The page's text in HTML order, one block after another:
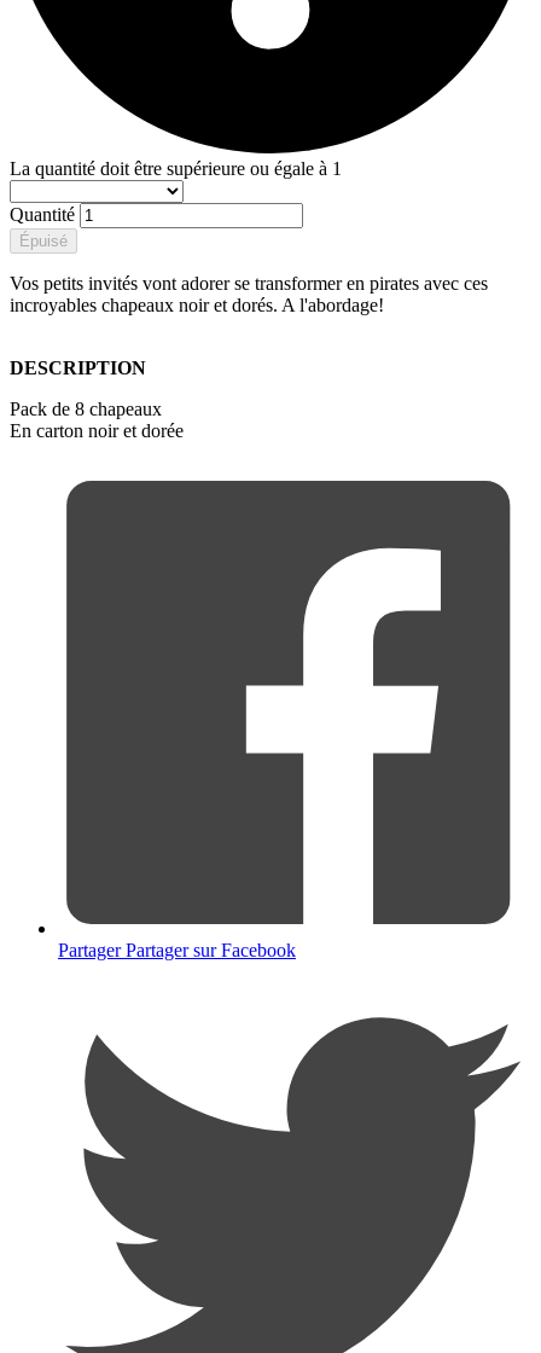
La quantité doit être supérieure ou égale à 1
Quantité
Épuisé
Vos petits invités vont adorer se transformer en pirates avec ces
incroyables chapeaux noir et dorés. A l'abordage!
DESCRIPTION
Pack de 8 chapeaux
En carton noir et dorée
Partager Partager sur Facebook